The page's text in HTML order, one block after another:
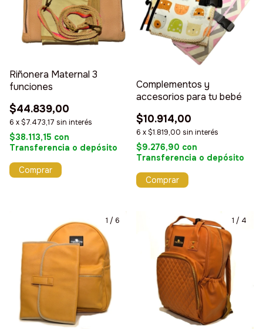
Riñonera Maternal 3
funciones
$44.839,00
6 x$7.473,17 sin interés
$38.113,15 con
Transferencia o depósito
Comprar
Complementos y
accesorios para tu bebé
$10.914,00
6 x$1.819,00 sin interés
$9.276,90 con
Transferencia o depósito
1 / 6 1 / 4